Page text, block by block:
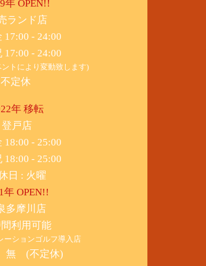
年 OPEN!!
ランド店
17:00 - 24:00
17:00 - 24:00
トにより変動致します)
不定休
年 移転
​登戸店
18:00 - 25:00
18:00 - 25:00
日 : 火曜
年 OPEN!!
多摩川店
利用可能
ーションゴルフ導入店
無 (不定休)